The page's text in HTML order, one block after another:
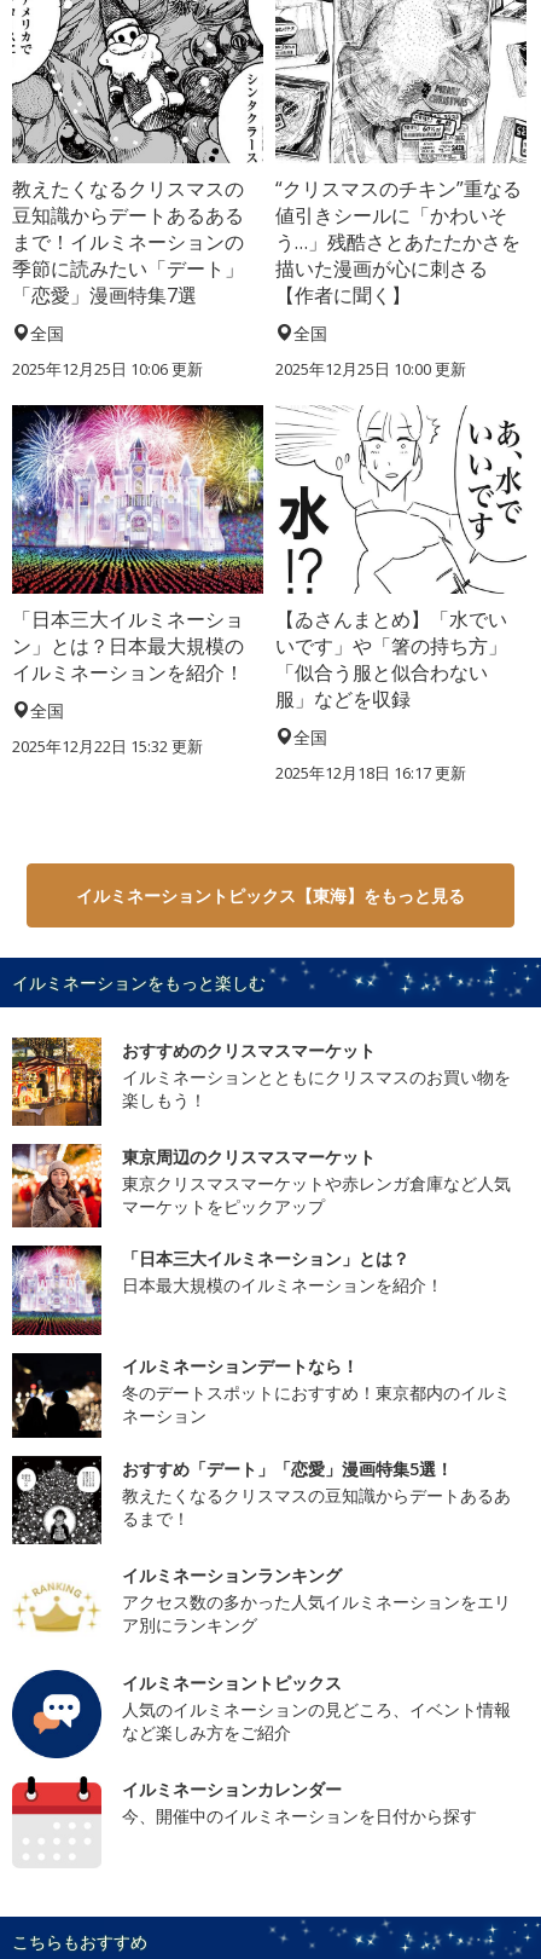
教えたくなるクリスマスの
豆知識からデートあるある
まで！イルミネーションの
季節に読みたい「デート」
「恋愛」漫画特集7選
全国
2025年12月25日 10:06 更新
“クリスマスのチキン”重なる
値引きシールに「かわいそ
う…」残酷さとあたたかさを
描いた漫画が心に刺さる
【作者に聞く】
全国
2025年12月25日 10:00 更新
「日本三大イルミネーショ
ン」とは？日本最大規模の
イルミネーションを紹介！
全国
2025年12月22日 15:32 更新
【ゐさんまとめ】「水でい
いです」や「箸の持ち方」
「似合う服と似合わない
服」などを収録
全国
2025年12月18日 16:17 更新
イルミネーショントピックス【東海】をもっと見る
イルミネーションをもっと楽しむ
おすすめのクリスマスマーケット
イルミネーションとともにクリスマスのお買い物を
楽しもう！
東京周辺のクリスマスマーケット
東京クリスマスマーケットや赤レンガ倉庫など人気
マーケットをピックアップ
「日本三大イルミネーション」とは？
日本最大規模のイルミネーションを紹介！
イルミネーションデートなら！
冬のデートスポットにおすすめ！東京都内のイルミ
ネーション
おすすめ「デート」「恋愛」漫画特集5選！
教えたくなるクリスマスの豆知識からデートあるあ
るまで！
イルミネーションランキング
アクセス数の多かった人気イルミネーションをエリ
ア別にランキング
イルミネーショントピックス
人気のイルミネーションの見どころ、イベント情報
など楽しみ方をご紹介
イルミネーションカレンダー
今、開催中のイルミネーションを日付から探す
こちらもおすすめ